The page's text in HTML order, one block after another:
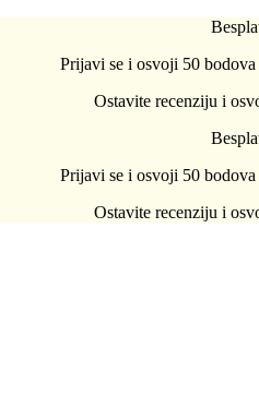
Prijavi se i osvoji 50
Ostavite recenziju i
Prijavi se i osvoji 50
Ostavite recenziju i